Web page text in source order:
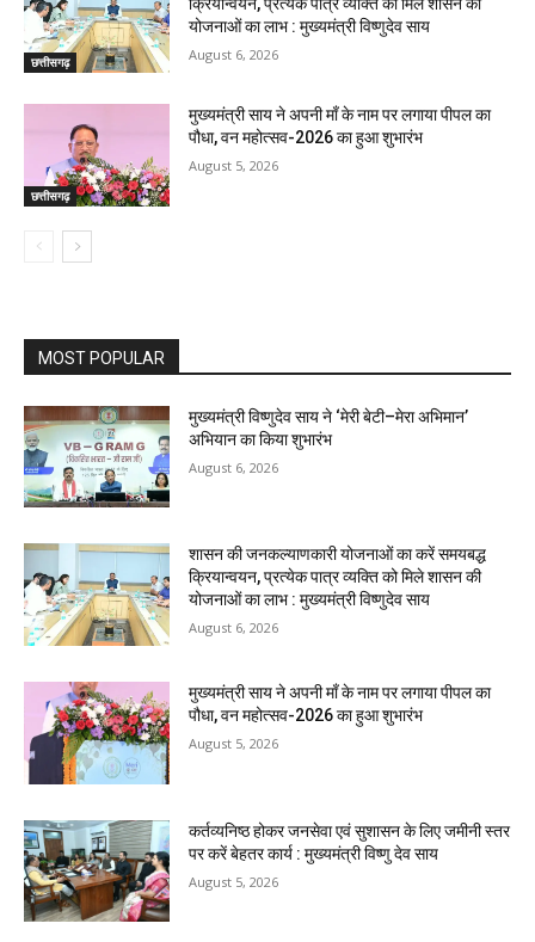
छत्तीसगढ़
क्रियान्वयन, प्रत्येक पात्र व्यक्ति को मिले शासन की
योजनाओं का लाभ : मुख्यमंत्री विष्णुदेव साय
August 6, 2026
छत्तीसगढ़
मुख्यमंत्री साय ने अपनी माँ के नाम पर लगाया पीपल का
पौधा, वन महोत्सव-2026 का हुआ शुभारंभ
August 5, 2026
MOST POPULAR
मुख्यमंत्री विष्णुदेव साय ने ‘मेरी बेटी–मेरा अभिमान’
अभियान का किया शुभारंभ
August 6, 2026
शासन की जनकल्याणकारी योजनाओं का करें समयबद्ध
क्रियान्वयन, प्रत्येक पात्र व्यक्ति को मिले शासन की
योजनाओं का लाभ : मुख्यमंत्री विष्णुदेव साय
August 6, 2026
मुख्यमंत्री साय ने अपनी माँ के नाम पर लगाया पीपल का
पौधा, वन महोत्सव-2026 का हुआ शुभारंभ
August 5, 2026
कर्तव्यनिष्ठ होकर जनसेवा एवं सुशासन के लिए जमीनी स्तर
पर करें बेहतर कार्य : मुख्यमंत्री विष्णु देव साय
August 5, 2026